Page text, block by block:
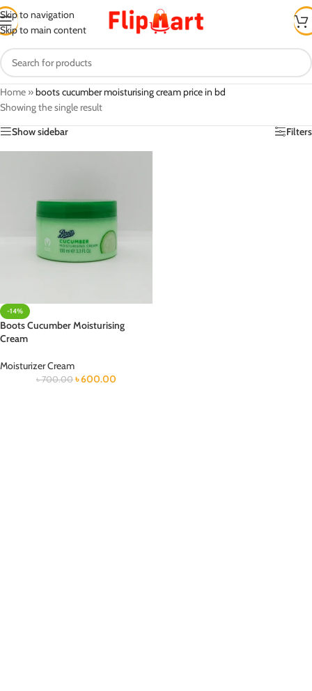
Skip to navigation
Skip to main content
Home »boots cucumber moisturising cream price in bd
Showing the single result
Show sidebar
Filters
-14%
Boots Cucumber Moisturising
Cream
Moisturizer Cream
৳700.00 ৳600.00